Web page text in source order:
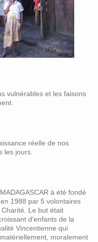
vulnérables et les faisons
réelle de nos
les jours.
à été fondé
1988 par 5 volontaires
Le but était
d'enfants de la
Vincentienne qui
moralement